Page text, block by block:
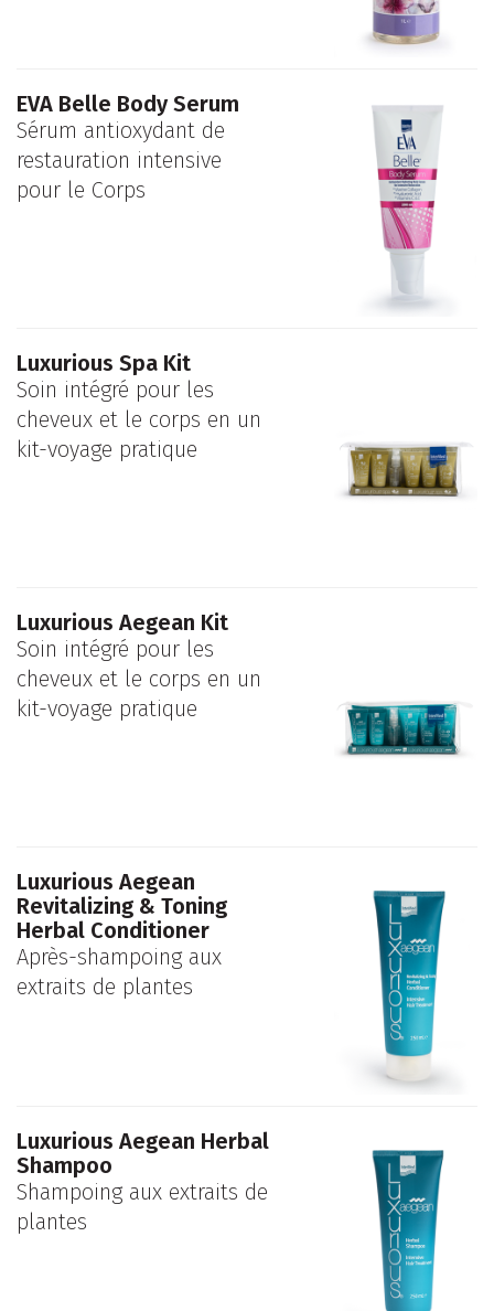
EVA Belle Body Serum
Sérum antioxydant de
restauration intensive
pour le Corps
Luxurious Spa Kit
Soin intégré pour les
cheveux et le corps en un
kit-voyage pratique
Luxurious Aegean Kit
Soin intégré pour les
cheveux et le corps en un
kit-voyage pratique
Luxurious Aegean
Revitalizing & Toning
Herbal Conditioner
Après-shampoing aux
extraits de plantes
Luxurious Aegean Herbal
Shampoo
Shampoing aux extraits de
plantes